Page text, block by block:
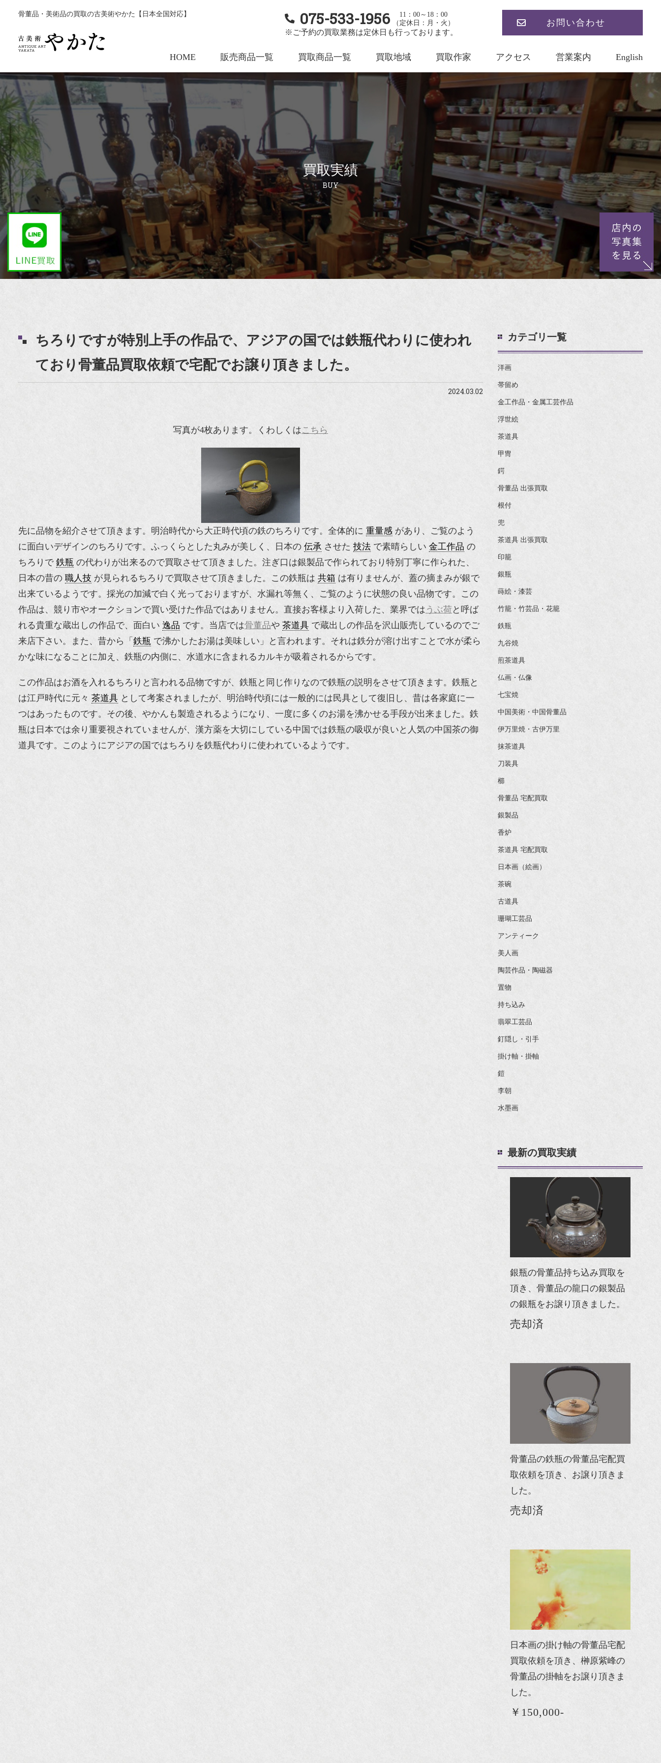
骨董品・美術品の買取の古美術やかた【日本全国対応】 075-533-1956
11：00～18：00
（定休日：月・火）
※ご予約の買取業務は定休日も行っております。
お問い合わせ
HOME 販売商品一覧 買取商品一覧 買取地域 買取作家 アクセス 営業案内 English
買取実績
BUY
ちろりですが特別上手の作品で、アジアの国では鉄瓶代わりに使われ
ており骨董品買取依頼で宅配でお譲り頂きました。
2024.03.02
写真が4枚あります。くわしくはこちら
先に品物を紹介させて頂きます。明治時代から大正時代頃の鉄のちろりです。全体的に 重量感 があり、ご覧のよう
に面白いデザインのちろりです。ふっくらとした丸みが美しく、日本の 伝承 させた 技法 で素晴らしい 金工作品 の
ちろりで 鉄瓶 の代わりが出来るので買取させて頂きました。注ぎ口は銀製品で作られており特別丁寧に作られた、
日本の昔の 職人技 が見られるちろりで買取させて頂きました。この鉄瓶は 共箱 は有りませんが、蓋の摘まみが銀で
出来ているようです。採光の加減で白く光っておりますが、水漏れ等無く、ご覧のように状態の良い品物です。この
作品は、競り市やオークションで買い受けた作品ではありません。直接お客様より入荷した、業界では うぶ荷と呼ば
れる貴重な蔵出しの作品で、面白い 逸品 です。当店では骨董品や 茶道具 で蔵出しの作品を沢山販売しているのでご
来店下さい。また、昔から「 鉄瓶 で沸かしたお湯は美味しい」と言われます。それは鉄分が溶け出すことで水が柔ら
かな味になることに加え、鉄瓶の内側に、水道水に含まれるカルキが吸着されるからです。
この作品はお酒を入れるちろりと言われる品物ですが、鉄瓶と同じ作りなので鉄瓶の説明をさせて頂きます。鉄瓶と
は江戸時代に元々 茶道具 として考案されましたが、明治時代頃には一般的には民具として復旧し、昔は各家庭に一
つはあったものです。その後、やかんも製造されるようになり、一度に多くのお湯を沸かせる手段が出来ました。鉄
瓶は日本では余り重要視されていませんが、漢方薬を大切にしている中国では鉄瓶の吸収が良いと人気の中国茶の御
道具です。このようにアジアの国ではちろりを鉄瓶代わりに使われているようです。
カテゴリ一覧
洋画
帯留め
金工作品・金属工芸作品
浮世絵
茶道具
甲冑
鍔
骨董品 出張買取
根付
兜
茶道具 出張買取
印籠
銀瓶
蒔絵・漆芸
竹籠・竹芸品・花籠
鉄瓶
九谷焼
煎茶道具
仏画・仏像
七宝焼
中国美術・中国骨董品
伊万里焼・古伊万里
抹茶道具
刀装具
櫛
骨董品 宅配買取
銀製品
香炉
茶道具 宅配買取
日本画（絵画）
茶碗
古道具
珊瑚工芸品
アンティーク
美人画
陶芸作品・陶磁器
置物
持ち込み
翡翠工芸品
釘隠し・引手
掛け軸・掛軸
鎧
李朝
水墨画
最新の買取実績
銀瓶の骨董品持ち込み買取を
頂き、骨董品の龍口の銀製品
の銀瓶をお譲り頂きました。
売却済
骨董品の鉄瓶の骨董品宅配買
取依頼を頂き、お譲り頂きま
した。
売却済
日本画の掛け軸の骨董品宅配
買取依頼を頂き、榊原紫峰の
骨董品の掛軸をお譲り頂きま
した。
￥150,000-